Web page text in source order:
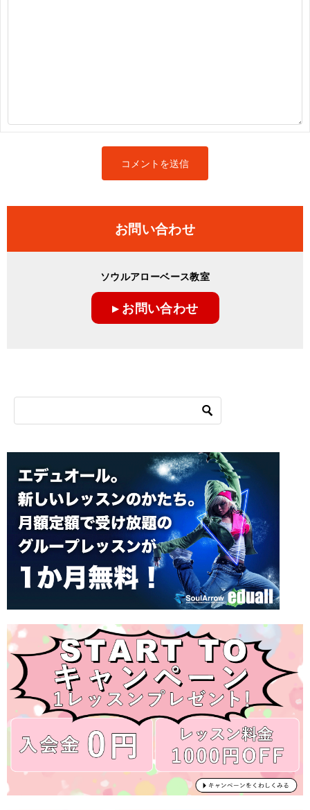
お問い合わせ
ソウルアローベース教室
▸ お問い合わせ